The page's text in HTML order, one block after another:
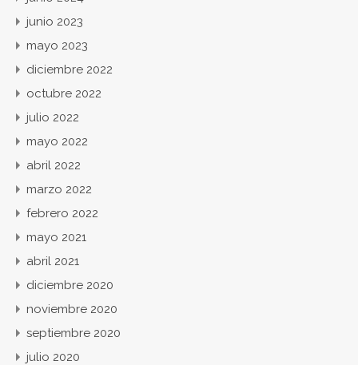
junio 2023
mayo 2023
diciembre 2022
octubre 2022
julio 2022
mayo 2022
abril 2022
marzo 2022
febrero 2022
mayo 2021
abril 2021
diciembre 2020
noviembre 2020
septiembre 2020
julio 2020